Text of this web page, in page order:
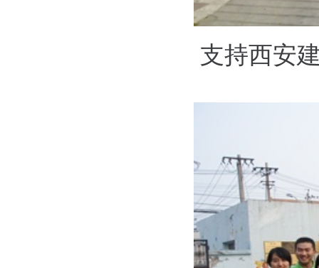
支持西安